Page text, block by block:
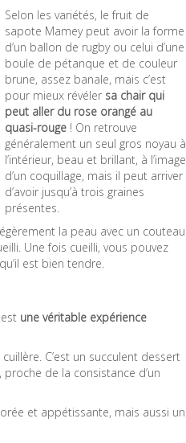
Selon les variétés, le fruit de
sapote Mamey peut avoir la forme
d’un ballon de rugby ou celui d’une
boule de pétanque et de couleur
brune, assez banale, mais c’est
pour mieux révéler sa chair qui
peut aller du rose orangé au
quasi-rouge ! On retrouve
généralement un seul gros noyau à
l’intérieur, beau et brillant, à l’image
d’un coquillage, mais il peut arriver
d’avoir jusqu’à trois graines
présentes.
la peau avec un couteau
Une fois cueilli, vous pouvez
est bien tendre.
une véritable expérience
C’est un succulent dessert
, proche de la consistance d’un
et appétissante, mais aussi un